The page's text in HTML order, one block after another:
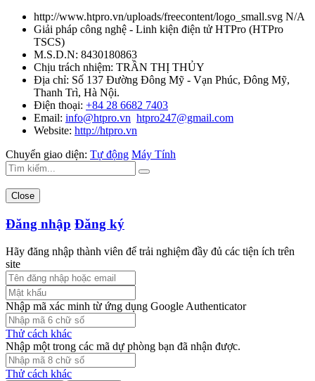
http://www.htpro.vn/uploads/freecontent/logo_small.svg N/A
Giải pháp công nghệ - Linh kiện điện tử HTPro (HTPro
TSCS)
M.S.D.N: 8430180863
Chịu trách nhiệm: TRẦN THỊ THỦY
Địa chỉ: Số 137 Đường Đông Mỹ - Vạn Phúc, Đông Mỹ,
Thanh Trì, Hà Nội.
Điện thoại: +84 28 6682 7403
Email: info@htpro.vn htpro247@gmail.com
Website: http://htpro.vn
Chuyển giao diện: Tự động Máy Tính
Close
Đăng nhập Đăng ký
Hãy đăng nhập thành viên để trải nghiệm đầy đủ các tiện ích trên
site
Nhập mã xác minh từ ứng dụng Google Authenticator
Thử cách khác
Nhập một trong các mã dự phòng bạn đã nhận được.
Thử cách khác